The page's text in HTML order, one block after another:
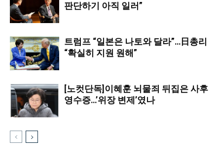
판단하기 아직 일러”
트럼프 “일본은 나토와 달라”…日총리
“확실히 지원 원해”
[노컷단독]이혜훈 뇌물죄 뒤집은 사후
영수증…’위장 변제’였나